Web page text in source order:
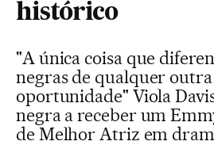
histórico
"A única coisa que
negras de qualquer outra
oportunidade" Viola
negra a receber um
de Melhor Atriz em